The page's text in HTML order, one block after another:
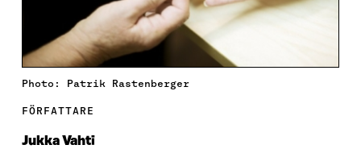
Photo: Patrik Rastenberger
FÖRFATTARE
Jukka Vahti